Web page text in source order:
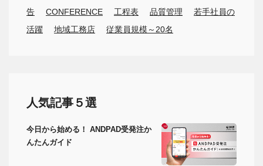
告
CONFERENCE 工程表 品質管理
若手社員の
活躍
地域工務店 従業員規模～20名
人気記事５選
今日から始める！ ANDPAD受発注か
んたんガイド